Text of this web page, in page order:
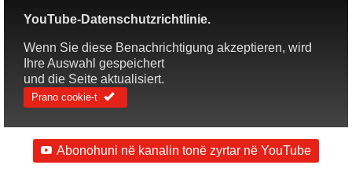
YouTube-Datenschutzrichtlinie.
Wenn Sie diese Benachrichtigung akzeptieren, wird
Ihre Auswahl gespeichert
und die Seite aktualisiert.
Prano cookie-t
Abonohuni në kanalin tonë zyrtar në YouTube